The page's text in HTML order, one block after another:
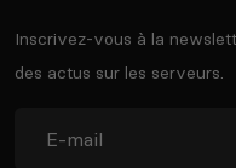
Inscrivez-vous à la
des actus sur les serveurs.